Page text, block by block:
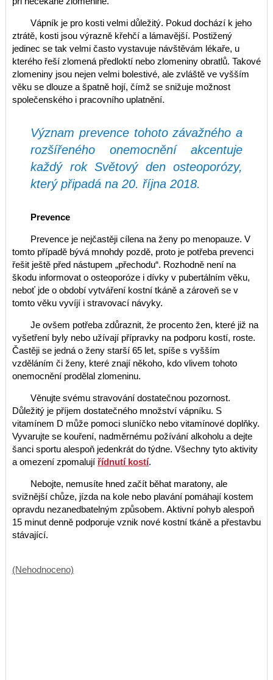
Vápník je pro kosti velmi důležitý. Pokud dochází k jeho
ztrátě, kosti jsou výrazně křehčí a lámavější. Postižený
jedinec se tak velmi často vystavuje návštěvám lékaře, u
kterého řeší zlomená předloktí nebo zlomeniny obratlů. Takové
zlomeniny jsou nejen velmi bolestivé, ale zvláště ve vyšším
věku se dlouze a špatně hojí, čímž se snižuje možnost
společenského i pracovního uplatnění.
Význam prevence tohoto závažného a
rozšířeného onemocnění akcentuje
každý rok Světový den osteoporózy,
který připadá na 20. října 2018.
Prevence
Prevence je nejčastěji cílena na ženy po menopauze. V
tomto případě bývá mnohdy pozdě, proto je potřeba prevenci
řešit ještě před nástupem „přechodu“. Rozhodně není na
škodu informovat o osteoporóze i dívky v pubertálním věku,
neboť jde o období vytváření kostní tkáně a zároveň se v
tomto věku vyvíjí i stravovací návyky.
Je ovšem potřeba zdůraznit, že procento žen, které již na
vyšetření byly nebo užívají přípravky na podporu kostí, roste.
Častěji se jedná o ženy starší 65 let, spíše s vyšším
vzděláním či ženy, které znají někoho, kdo vlivem tohoto
onemocnění prodělal zlomeninu.
Věnujte svému stravování dostatečnou pozornost.
Důležitý je příjem dostatečného množství vápníku. S
vitamínem D může pomoci sluníčko nebo vitamínové doplňky.
Vyvarujte se kouření, nadměrnému požívání alkoholu a dejte
šanci sportu alespoň jedenkrát do týdne. Všechny tyto aktivity
a omezení zpomalují řídnutí kostí.
Nebojte, nemusíte hned začít běhat maratony, ale
svižnější chůze, jízda na kole nebo plavání pomáhají kostem
opravdu nezanedbatelným způsobem. Aktivní pohyb alespoň
15 minut denně podporuje vznik nové kostní tkáně a přestavbu
stávající.
(Nehodnoceno)